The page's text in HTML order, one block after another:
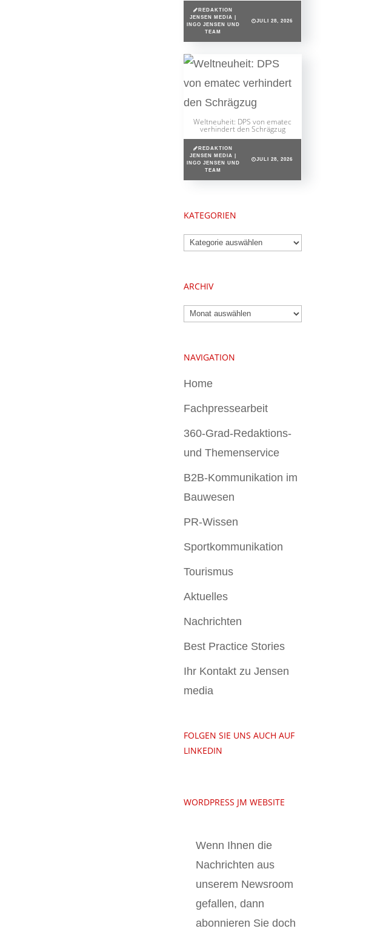
REDAKTION
JENSEN MEDIA |
INGO JENSEN UND
TEAM
JULI 28, 2026
Weltneuheit: DPS von ematec
verhindert den Schrägzug
REDAKTION
JENSEN MEDIA |
INGO JENSEN UND
TEAM
JULI 28, 2026
KATEGORIEN
Kategorien
ARCHIV
Archiv
NAVIGATION
Home
Fachpressearbeit
360-Grad-Redaktions-
und Themenservice
B2B-Kommunikation im
Bauwesen
PR-Wissen
Sportkommunikation
Tourismus
Aktuelles
Nachrichten
Best Practice Stories
Ihr Kontakt zu Jensen
media
FOLGEN SIE UNS AUCH AUF
LINKEDIN
WORDPRESS JM WEBSITE
Wenn Ihnen die
Nachrichten aus
unserem Newsroom
gefallen, dann
abonnieren Sie doch